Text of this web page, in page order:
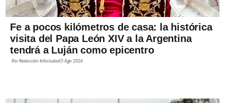
Fe a pocos kilómetros de casa: la histórica
visita del Papa León XIV a la Argentina
tendrá a Luján como epicentro
PorRedacción Infociudad5 Ago 2026